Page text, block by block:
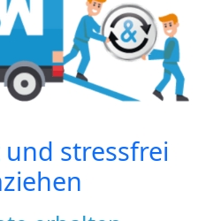
stressfrei